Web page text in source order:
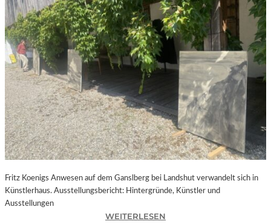
Fritz Koenigs Anwesen auf dem Ganslberg bei Landshut verwandelt sich in
Künstlerhaus. Ausstellungsbericht: Hintergründe, Künstler und
Ausstellungen
WEITERLESEN